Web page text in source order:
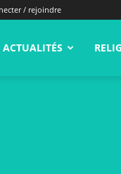
/ rejoindre
ACTUALITÉS